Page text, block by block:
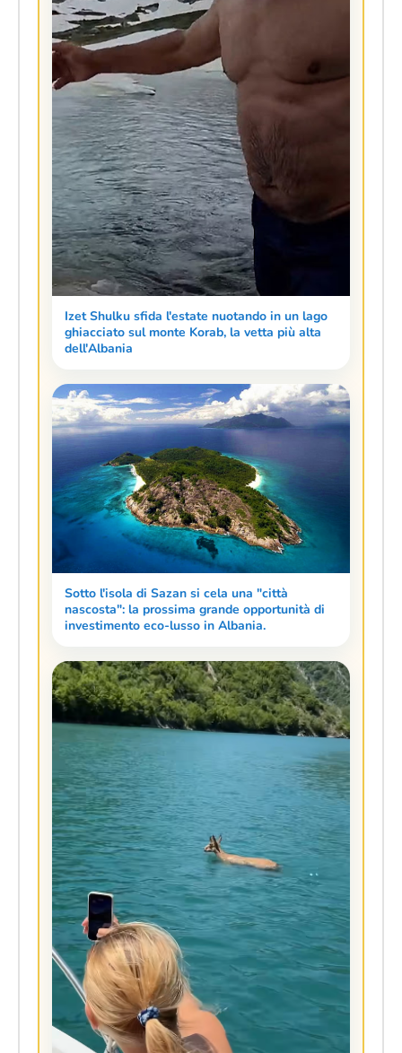
Izet Shulku sfida l'estate nuotando in un lago
ghiacciato sul monte Korab, la vetta più alta
dell'Albania
Sotto l'isola di Sazan si cela una "città
nascosta": la prossima grande opportunità di
investimento eco-lusso in Albania.